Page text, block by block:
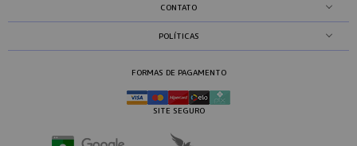
CONTATO
POLÍTICAS
FORMAS DE PAGAMENTO
SITE SEGURO